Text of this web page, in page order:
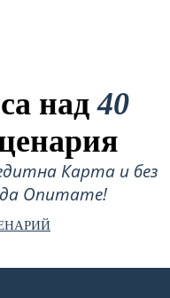
над40
Карта и без
да Опитате!